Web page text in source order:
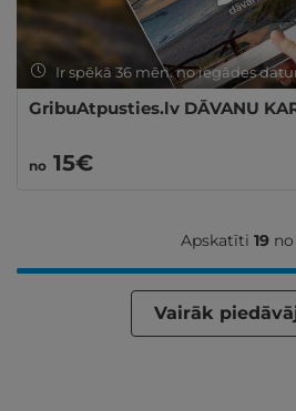
Ir spēkā 36 mēn. no iegādes
GribuAtpusties.lv DĀVANU
no 15€
Apskatīti 19no
Vairāk